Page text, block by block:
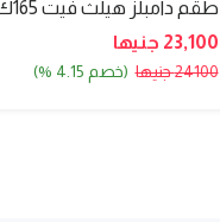
طقم دامبلز هيلث فيت 165ك
23,100 جنيها
24100 جنيها (خصم 4.15 %)